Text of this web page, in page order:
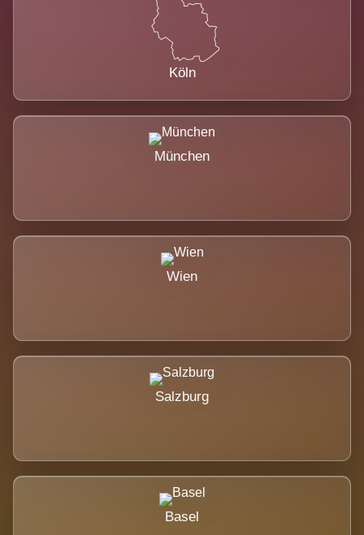
Köln
München
Wien
Salzburg
Basel